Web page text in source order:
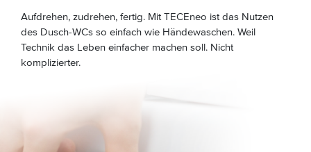
Aufdrehen, zudrehen, fertig. Mit TECEneo ist das Nutzen
des Dusch-WCs so einfach wie Händewaschen. Weil
Technik das Leben einfacher machen soll. Nicht
komplizierter.